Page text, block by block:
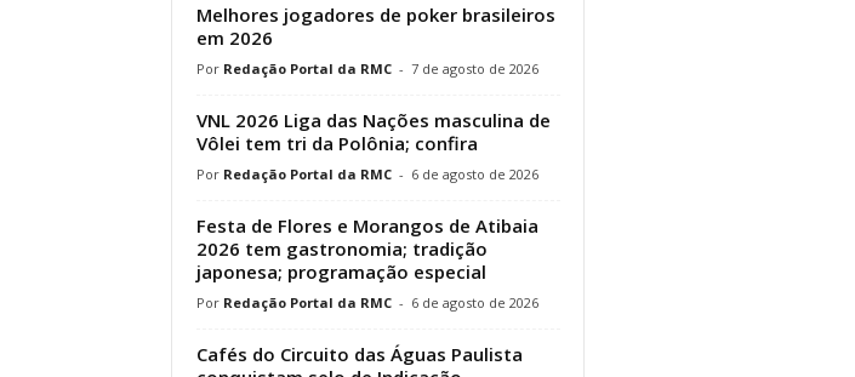
Melhores jogadores de poker brasileiros
em 2026
Redação Portal da RMC - 7 de agosto de 2026
VNL 2026 Liga das Nações masculina de
Vôlei tem tri da Polônia; confira
Redação Portal da RMC - 6 de agosto de 2026
Festa de Flores e Morangos de Atibaia
2026 tem gastronomia; tradição
japonesa; programação especial
Redação Portal da RMC - 6 de agosto de 2026
Cafés do Circuito das Águas Paulista